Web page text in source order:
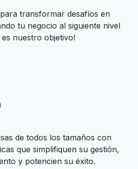
transformar desafíos en
tu negocio al siguiente nivel
es nuestro objetivo!
de todos los tamaños con
que simplifiquen su gestión,
y potencien su éxito.